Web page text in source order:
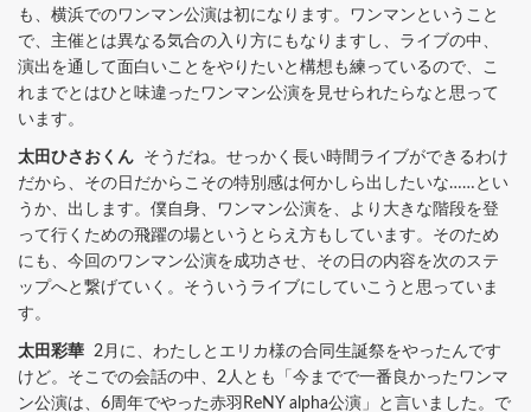
も、横浜でのワンマン公演は初になります。ワンマンということ
で、主催とは異なる気合の入り方にもなりますし、ライブの中、
演出を通して面白いことをやりたいと構想も練っているので、こ
れまでとはひと味違ったワンマン公演を見せられたらなと思って
います。
太田ひさおくん そうだね。せっかく長い時間ライブができるわけ
だから、その日だからこその特別感は何かしら出したいな……とい
うか、出します。僕自身、ワンマン公演を、より大きな階段を登
って行くための飛躍の場というとらえ方もしています。そのため
にも、今回のワンマン公演を成功させ、その日の内容を次のステ
ップへと繋げていく。そういうライブにしていこうと思っていま
す。
太田彩華 2月に、わたしとエリカ様の合同生誕祭をやったんです
けど。そこでの会話の中、2人とも「今までで一番良かったワンマ
ン公演は、6周年でやった赤羽ReNY alpha公演」と言いました。で